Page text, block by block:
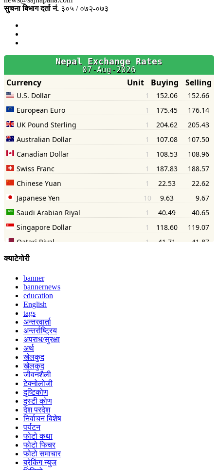
सुचना बिभाग दर्ता नं. ३०५ / ०७२-०७३
क्याटेगोरी
banner
bannernews
education
English
tags
अन्तरवार्ता
अन्तर्राष्ट्रिय
अपराध/सुरक्षा
अर्थ
खेलकुद
खेलकुद
जीवनशैली
टेक्नोलोजी
दृष्टिकोण
दृस्टी कोण
देश परदेश
निर्वाचन बिशेष
पर्यटन
फोटो कथा
फोटो फिचर
फोटो समाचार
ब्रेकिंग न्युज